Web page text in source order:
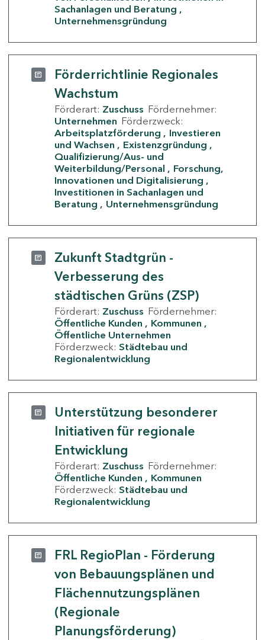
Sachanlagen und Beratung
Unternehmensgründung
Förderrichtlinie Regionales
Wachstum
Förderart: Zuschuss Fördernehmer:
Unternehmen Förderzweck:
Arbeitsplatzförderung
Investieren
und Wachsen
Existenzgründung
Qualifizierung/Aus- und
Weiterbildung/Personal
Forschung,
Innovationen und Digitalisierung
Investitionen in Sachanlagen und
Beratung
Unternehmensgründung
Zukunft Stadtgrün -
Verbesserung des
städtischen Grüns (ZSP)
Förderart: Zuschuss Fördernehmer:
Öffentliche Kunden
Kommunen
Öffentliche Unternehmen
Förderzweck: Städtebau und
Regionalentwicklung
Unterstützung besonderer
Initiativen für regionale
Entwicklung
Förderart: Zuschuss Fördernehmer:
Öffentliche Kunden
Kommunen
Förderzweck: Städtebau und
Regionalentwicklung
FRL RegioPlan - Förderung
von Bebauungsplänen und
Flächennutzungsplänen
(Regionale
Planungsförderung)